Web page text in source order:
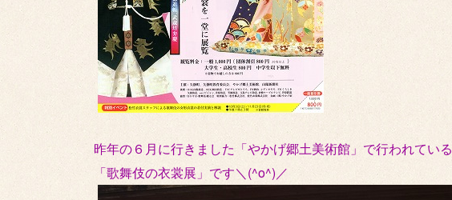
昨年の６月に行きました「やかげ郷土美術館」で行われている
「歌舞伎の衣裳展」です＼(^o^)／